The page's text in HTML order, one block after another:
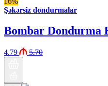
Şəkərsiz dondurmalar
Bombar Dondurma
4.79 5.70